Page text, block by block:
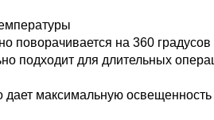
поворачивается на 360 градусов
подходит для длительных
максимальную освещенность